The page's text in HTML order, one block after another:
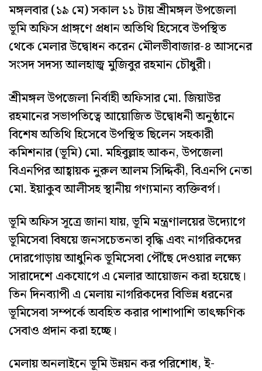
মঙ্গলবার (১৯ মে) সকাল ১১ টায় শ্রীমঙ্গল উপজেলা
ভূমি অফিস প্রাঙ্গণে প্রধান অতিথি হিসেবে উপস্থিত
থেকে মেলার উদ্বোধন করেন মৌলভীবাজার-৪ আসনের
সংসদ সদস্য আলহাজ্ব মুজিবুর রহমান চৌধুরী।
শ্রীমঙ্গল উপজেলা নির্বাহী অফিসার মো. জিয়াউর
রহমানের সভাপতিত্বে আয়োজিত উদ্বোধনী অনুষ্ঠানে
বিশেষ অতিথি হিসেবে উপস্থিত ছিলেন সহকারী
কমিশনার (ভূমি) মো. মহিবুল্লাহ আকন, উপজেলা
বিএনপির আহ্বায়ক নুরুল আলম সিদ্দিকী, বিএনপি নেতা
মো. ইয়াকুব আলীসহ স্থানীয় গণ্যমান্য ব্যক্তিবর্গ।
ভূমি অফিস সূত্রে জানা যায়, ভূমি মন্ত্রণালয়ের উদ্যোগে
ভূমিসেবা বিষয়ে জনসচেতনতা বৃদ্ধি এবং নাগরিকদের
দোরগোড়ায় আধুনিক ভূমিসেবা পৌঁছে দেওয়ার লক্ষ্যে
সারাদেশে একযোগে এ মেলার আয়োজন করা হয়েছে।
তিন দিনব্যাপী এ মেলায় নাগরিকদের বিভিন্ন ধরনের
ভূমিসেবা সম্পর্কে অবহিত করার পাশাপাশি তাৎক্ষণিক
সেবাও প্রদান করা হচ্ছে।
মেলায় অনলাইনে ভূমি উন্নয়ন কর পরিশোধ, ই-